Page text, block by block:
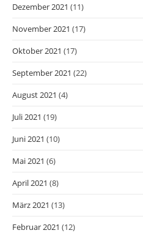
Dezember 2021 (11)
November 2021 (17)
Oktober 2021 (17)
September 2021 (22)
August 2021 (4)
Juli 2021 (19)
Juni 2021 (10)
Mai 2021 (6)
April 2021 (8)
März 2021 (13)
Februar 2021 (12)